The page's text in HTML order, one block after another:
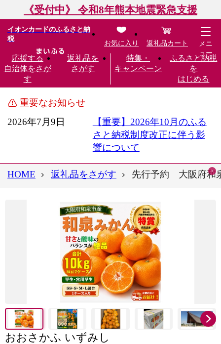
《受付中》 令和8年熊本地震緊急支援
イオンカードのふるさと納
税
応援する
自治体をさが
す
返礼品を
さがす
特集・
キャンペーン
ふるさと納税
を
はじめる
お気に入り 返礼品カート
メニ
ュー
重要なお知らせ
2026年7月9日
【重要】2026年10月のふる
さと納税制度改正に伴う影
響について
HOME 返礼品をさがす 先行予約 大阪府和
おおさかふ いずみし